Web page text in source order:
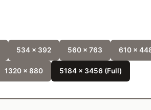
534 x 392 560 x 763 610 x
1320 x 880 5184 x 3456 (Full)